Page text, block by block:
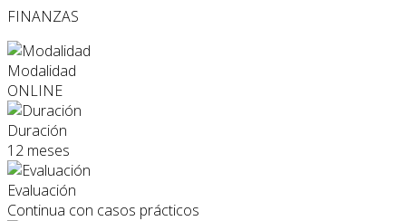
FINANZAS
Modalidad
ONLINE
Duración
12 meses
Evaluación
Continua con casos prácticos